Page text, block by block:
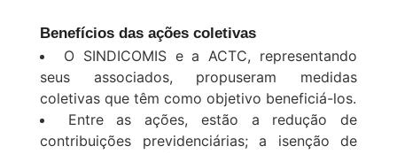
Benefícios das ações coletivas
O SINDICOMIS e a ACTC, representando
seus associados, propuseram medidas
coletivas que têm como objetivo beneficiá-los.
Entre as ações, estão a redução de
contribuições previdenciárias; a isenção de